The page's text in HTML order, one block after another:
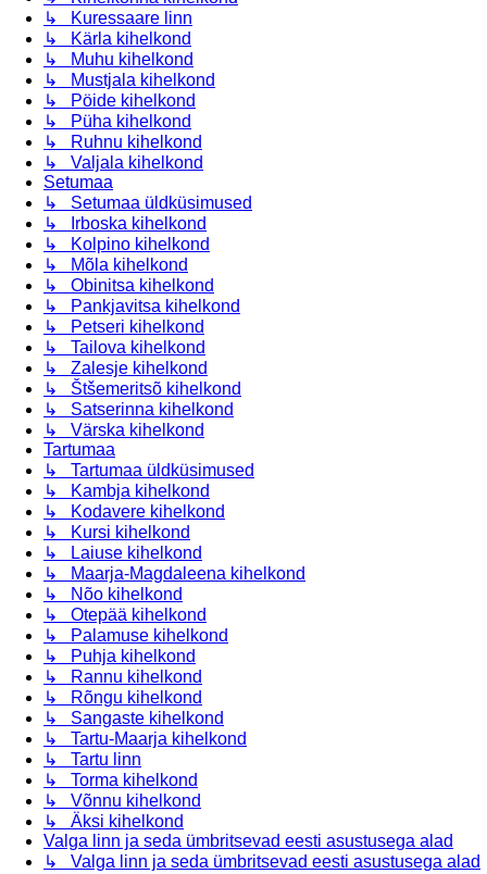
↳ Kuressaare linn
↳ Kärla kihelkond
↳ Muhu kihelkond
↳ Mustjala kihelkond
↳ Pöide kihelkond
↳ Püha kihelkond
↳ Ruhnu kihelkond
↳ Valjala kihelkond
Setumaa
↳ Setumaa üldküsimused
↳ Irboska kihelkond
↳ Kolpino kihelkond
↳ Mõla kihelkond
↳ Obinitsa kihelkond
↳ Pankjavitsa kihelkond
↳ Petseri kihelkond
↳ Tailova kihelkond
↳ Zalesje kihelkond
↳ Štšemeritsõ kihelkond
↳ Satserinna kihelkond
↳ Värska kihelkond
Tartumaa
↳ Tartumaa üldküsimused
↳ Kambja kihelkond
↳ Kodavere kihelkond
↳ Kursi kihelkond
↳ Laiuse kihelkond
↳ Maarja-Magdaleena kihelkond
↳ Nõo kihelkond
↳ Otepää kihelkond
↳ Palamuse kihelkond
↳ Puhja kihelkond
↳ Rannu kihelkond
↳ Rõngu kihelkond
↳ Sangaste kihelkond
↳ Tartu-Maarja kihelkond
↳ Tartu linn
↳ Torma kihelkond
↳ Võnnu kihelkond
↳ Äksi kihelkond
Valga linn ja seda ümbritsevad eesti asustusega alad
↳ Valga linn ja seda ümbritsevad eesti asustusega alad